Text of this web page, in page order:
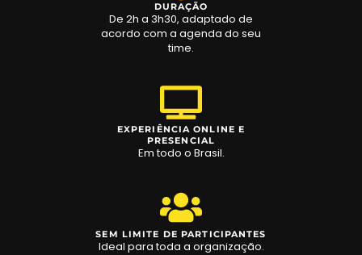
DURAÇÃO
De 2h a 3h30, adaptado de
acordo com a agenda do seu
time.
EXPERIÊNCIA ONLINE E
PRESENCIAL
Em todo o Brasil.
SEM LIMITE DE PARTICIPANTES
Ideal para toda a organização.